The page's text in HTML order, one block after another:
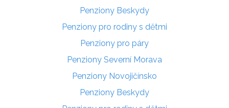
Penziony Beskydy
Penziony pro rodiny s dětmi
Penziony pro páry
Penziony Severní Morava
Penziony Novojičínsko
Penziony Beskydy